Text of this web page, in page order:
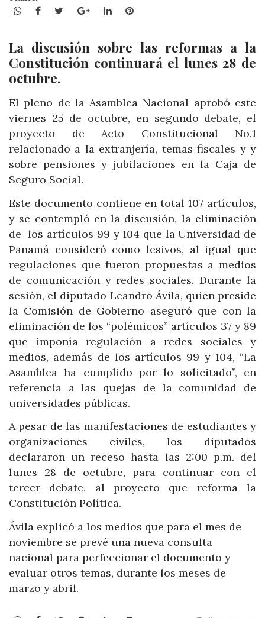
WhatsApp
Facebook
TwitterGoogle+LinkedInPinterest
La discusión sobre las reformas a la
Constitución continuará el lunes 28 de
octubre.
El pleno de la Asamblea Nacional aprobó este
viernes 25 de octubre, en segundo debate, el
proyecto de Acto Constitucional No.1
relacionado a la extranjería, temas fiscales y y
sobre pensiones y jubilaciones en la Caja de
Seguro Social.
Este documento contiene en total 107 artículos,
y se contempló en la discusión, la eliminación
de los artículos 99 y 104 que la Universidad de
Panamá consideró como lesivos, al igual que
regulaciones que fueron propuestas a medios
de comunicación y redes sociales. Durante la
sesión, el diputado Leandro Ávila, quien preside
la Comisión de Gobierno aseguró que con la
eliminación de los “polémicos” artículos 37 y 89
que imponía regulación a redes sociales y
medios, además de los artículos 99 y 104, “La
Asamblea ha cumplido por lo solicitado”, en
referencia a las quejas de la comunidad de
universidades públicas.
A pesar de las manifestaciones de estudiantes y
organizaciones civiles, los diputados
declararon un receso hasta las 2:00 p.m. del
lunes 28 de octubre, para continuar con el
tercer debate, al proyecto que reforma la
Constitución Política.
Ávila explicó a los medios que para el mes de
noviembre se prevé una nueva consulta
nacional para perfeccionar el documento y
evaluar otros temas, durante los meses de
marzo y abril.